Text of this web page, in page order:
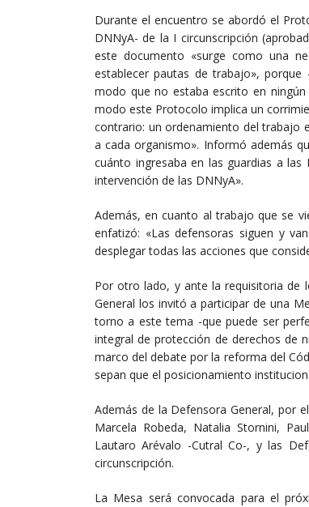
Durante el encuentro se abordó el
DNNyA- de la I circunscripción
este documento «surge como una
establecer pautas de trabajo»,
modo que no estaba escrito en
modo este Protocolo implica un
contrario: un ordenamiento del trabajo
a cada organismo». Informó además
cuánto ingresaba en las guardias a
intervención de las DNNyA».
Además, en cuanto al trabajo que se
enfatizó: «Las defensoras siguen y
desplegar todas las acciones que
Por otro lado, y ante la requisitoria de
General los invitó a participar de una
torno a este tema -que puede ser
integral de protección de derechos de
marco del debate por la reforma del
sepan que el posicionamiento
Además de la Defensora General, por
Marcela Robeda, Natalia Stornini,
Lautaro Arévalo -Cutral Co-, y las
circunscripción.
La Mesa será convocada para el